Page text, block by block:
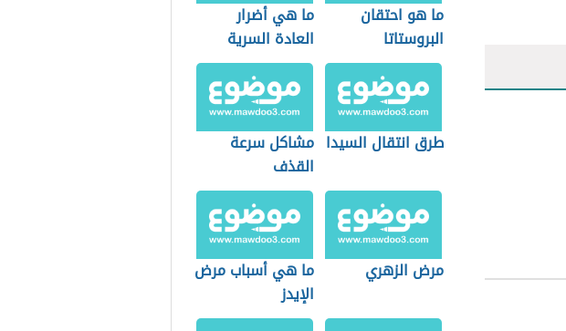
ما هو احتقان
البروستاتا
ما هي أضرار
العادة السرية
طرق انتقال السيدا مشاكل سرعة
القذف
مرض الزهري
ما هي أسباب مرض
الإيدز